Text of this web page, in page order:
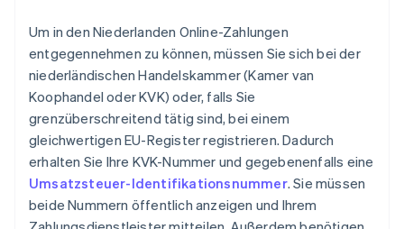
Um in den Niederlanden Online-Zahlungen
entgegennehmen zu können, müssen Sie sich bei der
niederländischen Handelskammer (Kamer van
Koophandel oder KVK) oder, falls Sie
grenzüberschreitend tätig sind, bei einem
gleichwertigen EU-Register registrieren. Dadurch
erhalten Sie Ihre KVK-Nummer und gegebenenfalls eine
Umsatzsteuer-Identifikationsnummer. Sie müssen
beide Nummern öffentlich anzeigen und Ihrem